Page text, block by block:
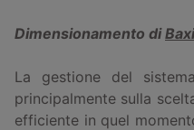
Dimensionamento di
La gestione del
principalmente sulla
efficiente in quel